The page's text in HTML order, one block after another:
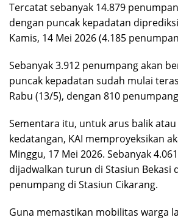
Tercatat sebanyak 14.879
dengan puncak kepadatan
Kamis, 14 Mei 2026 (4.185
Sebanyak 3.912 penumpang akan
puncak kepadatan sudah mulai
Rabu (13/5), dengan 810
Sementara itu, untuk arus balik
kedatangan, KAI memproyeksikan
Minggu, 17 Mei 2026. Sebanyak
dijadwalkan turun di Stasiun Bekasi
penumpang di Stasiun Cikarang.
Guna memastikan mobilitas warga